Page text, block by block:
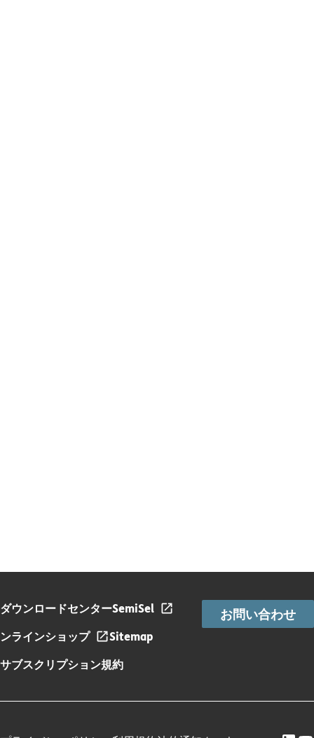
ダウンロードセンターSemiSel
ンラインショップ
Sitemap
サブスクリプション規約
お問い合わせ